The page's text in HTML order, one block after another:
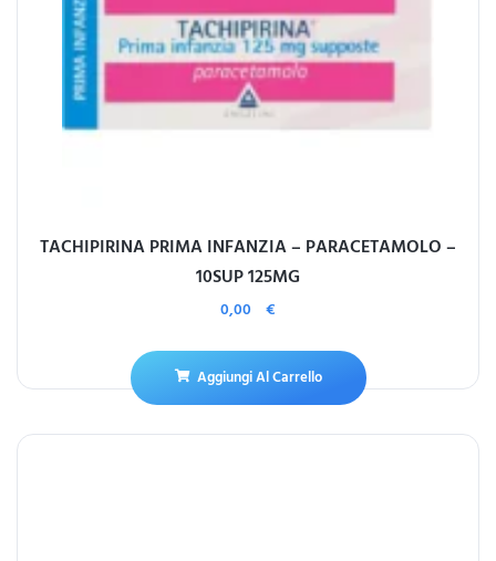
TACHIPIRINA PRIMA INFANZIA – PARACETAMOLO –
10SUP 125MG
0,00 €
Aggiungi Al Carrello